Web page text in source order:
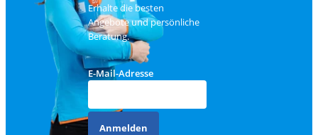
Erhalte die besten
Angebote und persönliche
Beratung.
E-Mail-Adresse
Anmelden